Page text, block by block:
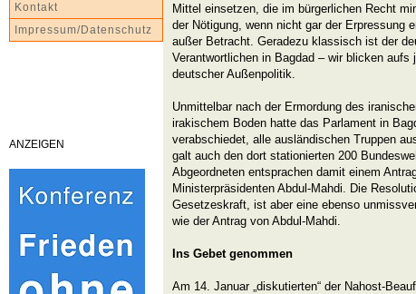
Kontakt
Impressum/Datenschutz
ANZEIGEN
Mittel einsetzen, die im bürgerlichen Recht
der Nötigung, wenn nicht gar der Erpressung
außer Betracht. Geradezu klassisch ist der
Verantwortlichen in Bagdad – wir blicken
deutscher Außenpolitik.
Unmittelbar nach der Ermordung des
irakischem Boden hatte das Parlament in
verabschiedet, alle ausländischen Truppen
galt auch den dort stationierten 200
Abgeordneten entsprachen damit einem
Ministerpräsidenten Abdul-Mahdi. Die
Gesetzeskraft, ist aber eine ebenso
wie der Antrag von Abdul-Mahdi.
Ins Gebet genommen
Am 14. Januar „diskutierten“ der Nahost-